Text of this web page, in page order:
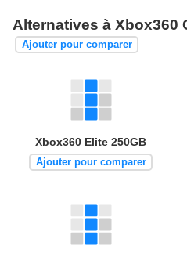
Alternatives à Xbox360
Ajouter pour comparer
Xbox360 Elite 250GB
Ajouter pour comparer